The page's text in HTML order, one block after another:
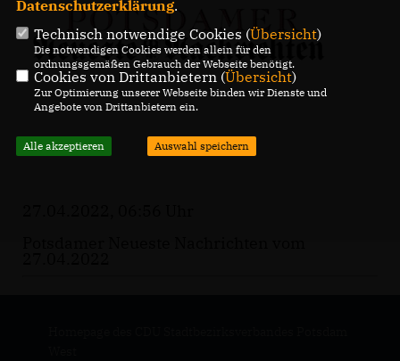
Datenschutzerklärung.
Technisch notwendige Cookies (Übersicht)
Die notwendigen Cookies werden allein für den
ordnungsgemäßen Gebrauch der Webseite benötigt.
Cookies von Drittanbietern (Übersicht)
Zur Optimierung unserer Webseite binden wir Dienste und
Angebote von Drittanbietern ein.
Alle akzeptieren Auswahl speichern